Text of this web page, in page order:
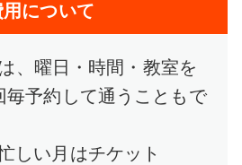
用について
、曜日・時間・教室を
毎予約して通うこともで
しい月はチケット